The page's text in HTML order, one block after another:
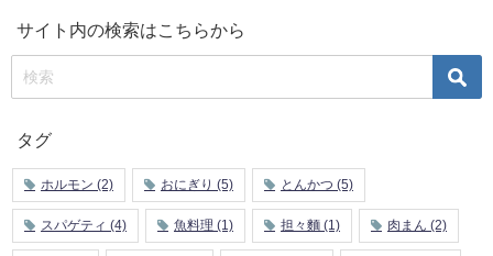
サイト内の検索はこちらから
タグ
ホルモン (2) おにぎり (5) とんかつ (5)
スパゲティ (4) 魚料理 (1) 担々麵 (1) 肉まん (2)